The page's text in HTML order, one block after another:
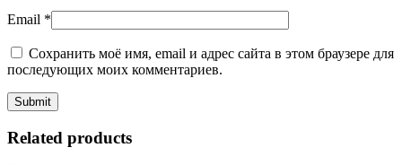
Email *
Сохранить моё имя, email и адрес сайта в этом браузере для
последующих моих комментариев.
Related products